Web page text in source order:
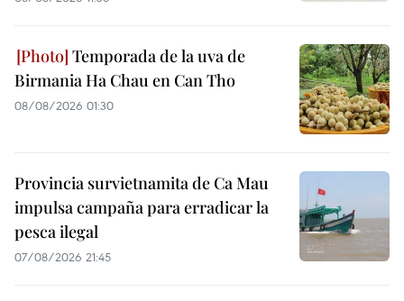
Temporada de la uva de
Birmania Ha Chau en Can Tho
08/08/2026 01:30
Provincia survietnamita de Ca Mau
impulsa campaña para erradicar la
pesca ilegal
07/08/2026 21:45